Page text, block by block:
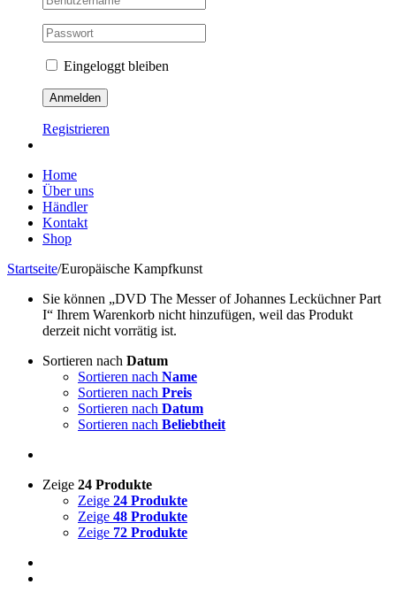
Eingeloggt bleiben
Registrieren
Home
Über uns
Händler
Kontakt
Shop
Startseite/Europäische Kampfkunst
Sie können „DVD The Messer of Johannes Lecküchner Part
I“ Ihrem Warenkorb nicht hinzufügen, weil das Produkt
derzeit nicht vorrätig ist.
Sortieren nach Datum
Sortieren nach Name
Sortieren nach Preis
Sortieren nach Datum
Sortieren nach Beliebtheit
Zeige 24 Produkte
Zeige 24 Produkte
Zeige 48 Produkte
Zeige 72 Produkte